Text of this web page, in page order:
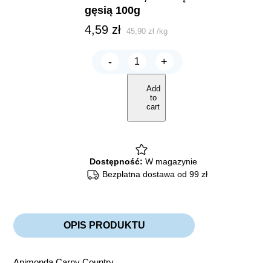
gęsią 100g
4,59 zł 45,90zł /kg
-
ANIMONDA
Carny
COUNTRY
Adult
kurczakiem,
kaczką
100g
quantity
+
Add
to
cart
Dostępność: W magazynie
Bezpłatna dostawa od 99 zł
OPIS PRODUKTU